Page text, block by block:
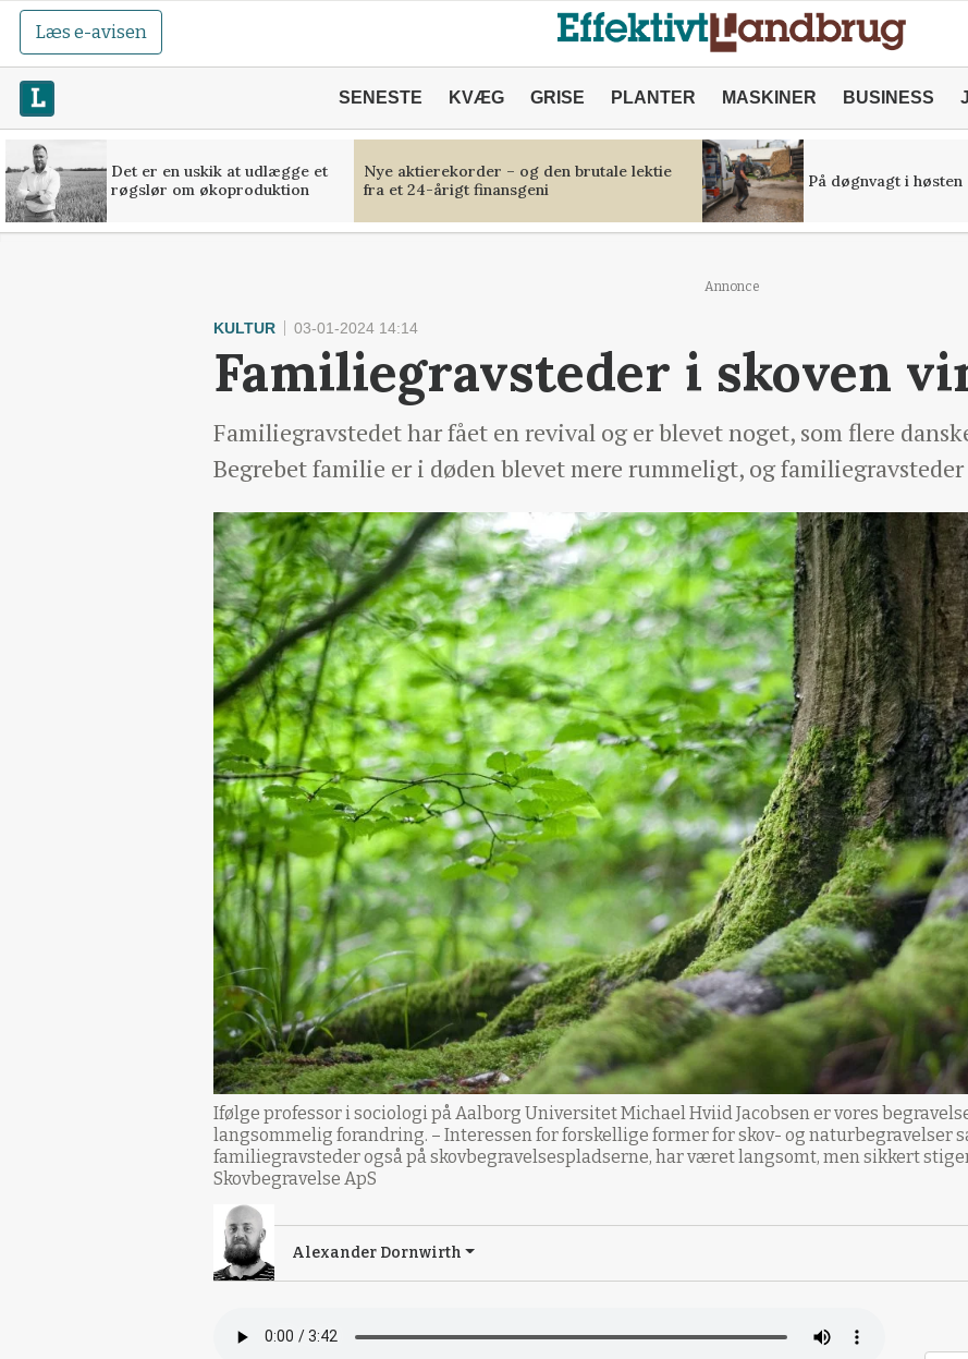
Læs e-avisen
SENESTE KVÆG GRISE PLANTER MASKINER BUSINESS
Det er en uskik at udlægge et
røgslør om økoproduktion
Nye aktierekorder – og den brutale lektie
fra et 24-årigt finansgeni
På døgnvagt i høsten
Annonce
KULTUR 03-01-2024 14:14
Familiegravsteder i skoven
Familiegravstedet har fået en revival og er blevet noget, som flere
Begrebet familie er i døden blevet mere rummeligt, og familiegravsteder
Ifølge professor i sociologi på Aalborg Universitet Michael Hviid Jacobsen er vores
langsommelig forandring. – Interessen for forskellige former for skov- og naturbegravelser
familiegravsteder også på skovbegravelsespladserne, har været langsomt, men sikkert
Skovbegravelse ApS
Alexander Dornwirth